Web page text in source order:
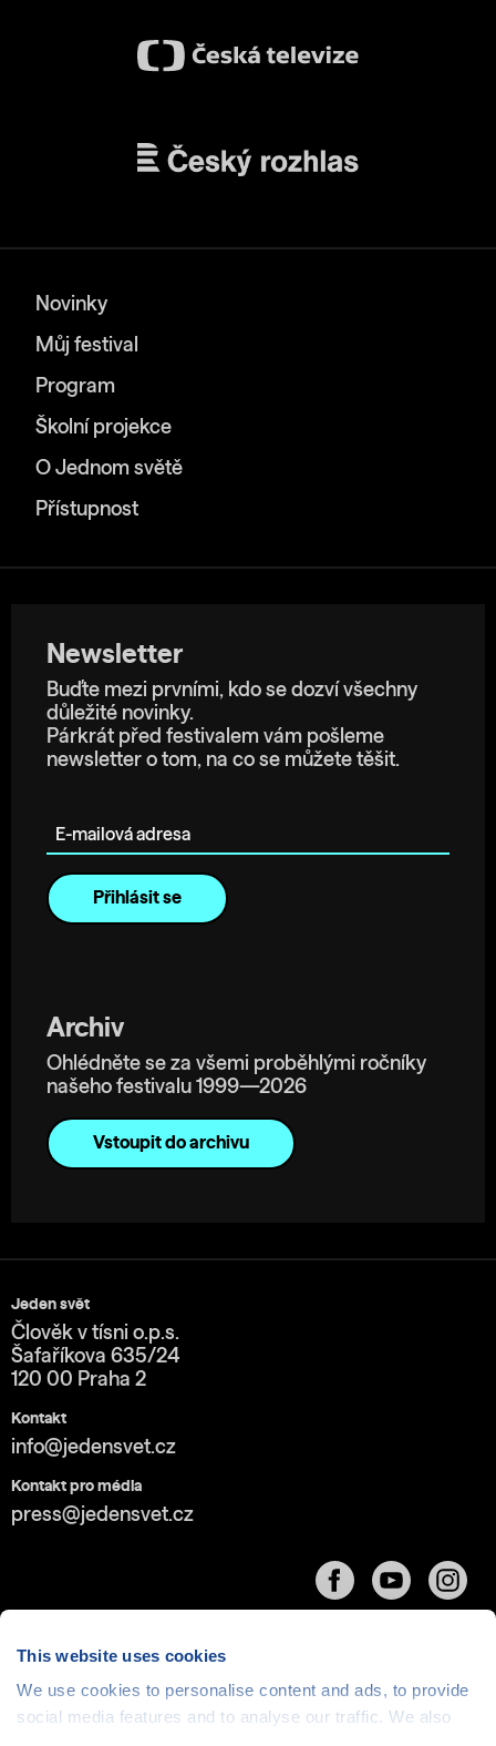
This website uses cookies
We use cookies to personalise content and ads, to provide
social media features and to analyse our traffic. We also
Novinky
Můj festival
Program
Školní projekce
O Jednom světě
Přístupnost
Newsletter
Buďte mezi prvními, kdo se dozví všechny
důležité novinky.
Párkrát před festivalem vám pošleme
newsletter o tom, na co se můžete těšit.
Archiv
Ohlédněte se za všemi proběhlými ročníky
našeho festivalu 1999—2026
Vstoupit do archivu
Jeden svět
Člověk v tísni o.p.s.
Šafaříkova 635/24
120 00 Praha 2
Kontakt
info@jedensvet.cz
Kontakt pro média
press@jedensvet.cz
Cookies| © 1999-2026 Člověk v tísni o.p.s., web běží